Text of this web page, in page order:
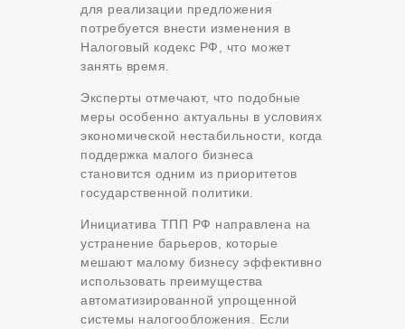
для реализации предложения
потребуется внести изменения в
Налоговый кодекс РФ, что может
занять время.
Эксперты отмечают, что подобные
меры особенно актуальны в условиях
экономической нестабильности, когда
поддержка малого бизнеса
становится одним из приоритетов
государственной политики.
Инициатива ТПП РФ направлена на
устранение барьеров, которые
мешают малому бизнесу эффективно
использовать преимущества
автоматизированной упрощенной
системы налогообложения. Если